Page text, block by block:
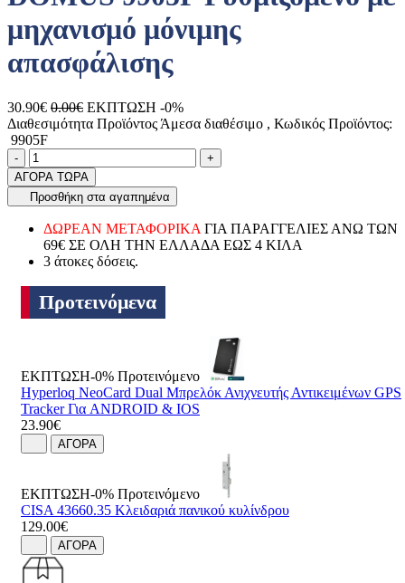
μηχανισμό μόνιμης
απασφάλισης
30.90€ 0.00€ ΕΚΠΤΩΣΗ -0%
Διαθεσιμότητα Προϊόντος Άμεσα διαθέσιμο , Κωδικός Προϊόντος:
9905F
Ποσότητα
-product.increase.quantity +
ΑΓΟΡΑ ΤΩΡΑ
Προσθήκη στα αγαπημένα
ΔΩΡΕΑΝ ΜΕΤΑΦΟΡΙΚΑ ΓΙΑ ΠΑΡΑΓΓΕΛΙΕΣ ΑΝΩ ΤΩΝ
69€ ΣΕ ΟΛΗ ΤΗΝ ΕΛΛΑΔΑ ΕΩΣ 4 ΚΙΛΑ
3 άτοκες δόσεις.
Προτεινόμενα
ΕΚΠΤΩΣΗ-0% Προτεινόμενο
Hyperloq NeoCard Dual Μπρελόκ Ανιχνευτής Αντικειμένων GPS
Tracker Για ANDROID & IOS
23.90€
ΑΓΟΡΑ
ΕΚΠΤΩΣΗ-0% Προτεινόμενο
CISA 43660.35 Κλειδαριά πανικού κυλίνδρου
129.00€
ΑΓΟΡΑ